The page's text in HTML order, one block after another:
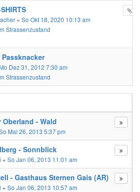
« So Okt 18, 2020 10:13 am
Strassenzustand
Mo Dez 31, 2012 7:30 am
Strassenzustand
- Wald
Mai 26, 2013 5:37 pm
- Sonnblick
« So Jan 06, 2013 11:01 am
- Gasthaus Sternen Gais (AR)
« So Jan 06, 2013 10:57 am